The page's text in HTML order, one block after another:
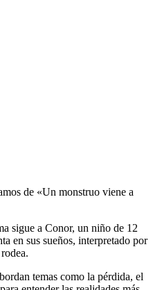
de «Un monstruo viene a
sigue a Conor, un niño de 12
en sus sueños, interpretado por
temas como la pérdida, el